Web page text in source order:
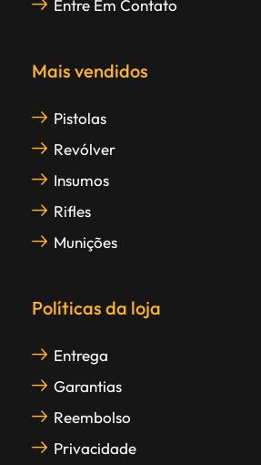
Entre Em Contato
Mais vendidos
Pistolas
Revólver
Insumos
Rifles
Munições
Políticas da loja
Entrega
Garantias
Reembolso
Privacidade